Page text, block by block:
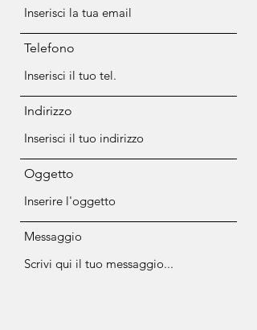
Telefono
Indirizzo
Oggetto
Messaggio